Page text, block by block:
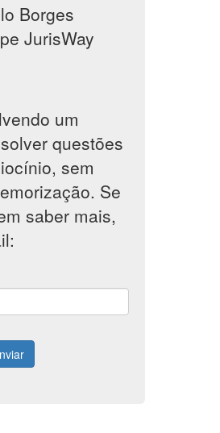
Borges
JurisWay
um
questões
sem
Se
saber mais,